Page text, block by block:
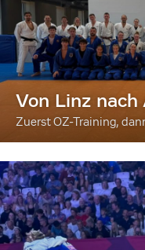
Von Linz
Zuerst OZ-Training,